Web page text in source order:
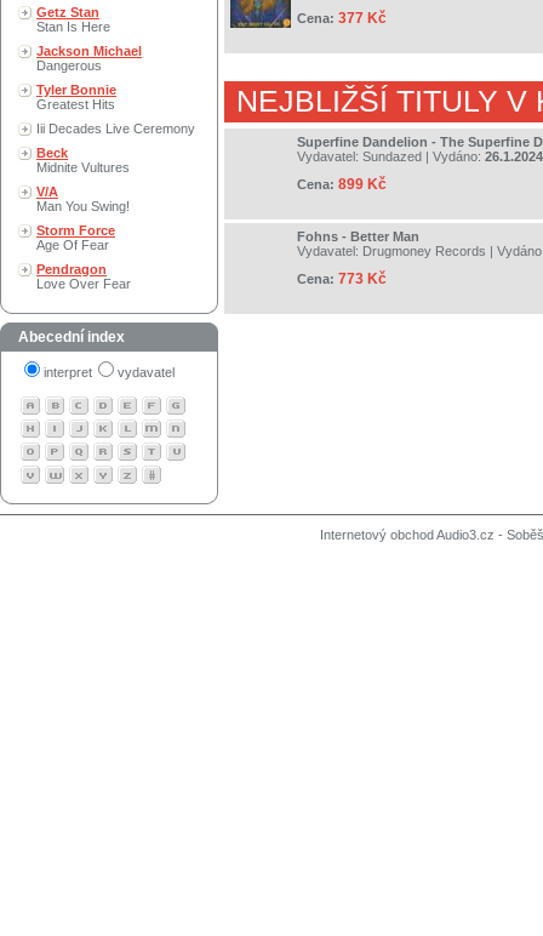
Getz Stan
Stan Is Here
Jackson Michael
Dangerous
Tyler Bonnie
Greatest Hits
Iii Decades Live Ceremony
Beck
Midnite Vultures
V/A
Man You Swing!
Storm Force
Age Of Fear
Pendragon
Love Over Fear
Abecední index
interpret vydavatel
Cena: 377 Kč
NEJBLIŽŠÍ TITULY V
Superfine Dandelion - The Superfine
Vydavatel: Sundazed | Vydáno: 26.1.2024
Cena: 899 Kč
Fohns - Better Man
Vydavatel: Drugmoney Records |
Cena: 773 Kč
Internetový obchod Audio3.cz -